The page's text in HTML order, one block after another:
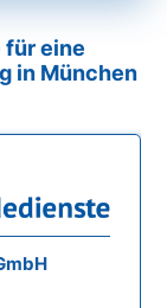
für eine
in München